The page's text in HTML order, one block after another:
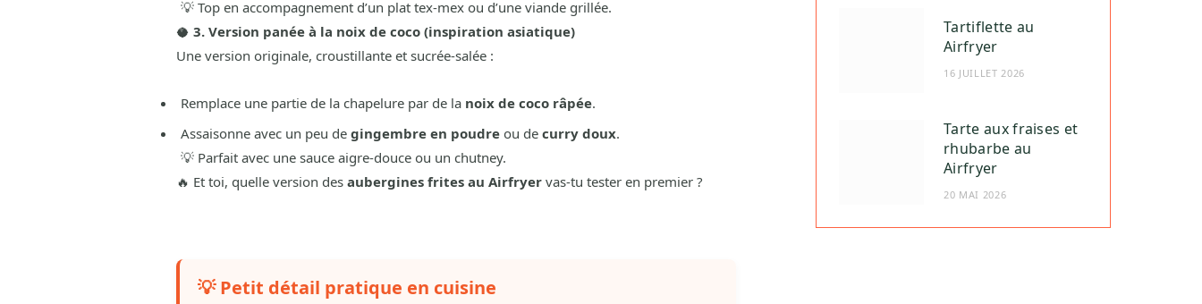
💡 Top en accompagnement d’un plat tex-mex ou d’une viande grillée.
🥥 3. Version panée à la noix de coco (inspiration asiatique)
Une version originale, croustillante et sucrée-salée :
Remplace une partie de la chapelure par de la noix de coco râpée.
Assaisonne avec un peu de gingembre en poudreou de curry doux.
💡 Parfait avec une sauce aigre-douce ou un chutney.
🔥 Et toi, quelle version des aubergines frites au Airfryervas-tu tester en premier ?
💡 Petit détail pratique en cuisine
Tartiflette au
Airfryer
16 JUILLET 2026
Tarte aux fraises et
rhubarbe au
Airfryer
20 MAI 2026